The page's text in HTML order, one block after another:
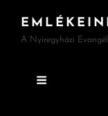
A Nyíregyházi